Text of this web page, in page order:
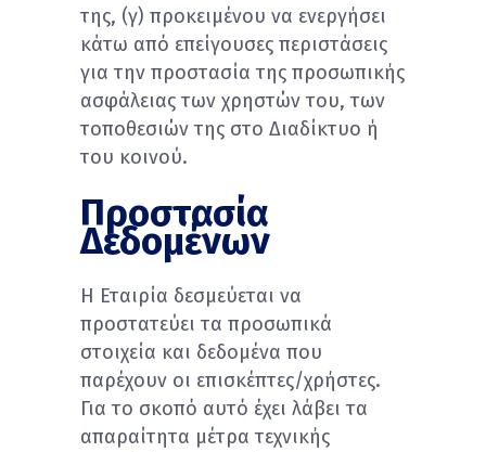
της, (γ) προκειμένου να ενεργήσει
κάτω από επείγουσες περιστάσεις
για την προστασία της προσωπικής
ασφάλειας των χρηστών του, των
τοποθεσιών της στο Διαδίκτυο ή
του κοινού.
Προστασία
Δεδομένων
Η Εταιρία δεσμεύεται να
προστατεύει τα προσωπικά
στοιχεία και δεδομένα που
παρέχουν οι επισκέπτες/χρήστες.
Για το σκοπό αυτό έχει λάβει τα
απαραίτητα μέτρα τεχνικής